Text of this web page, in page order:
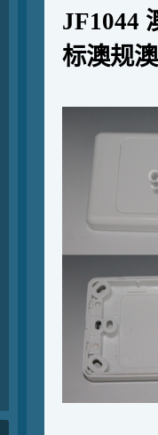
JF1044
标澳规